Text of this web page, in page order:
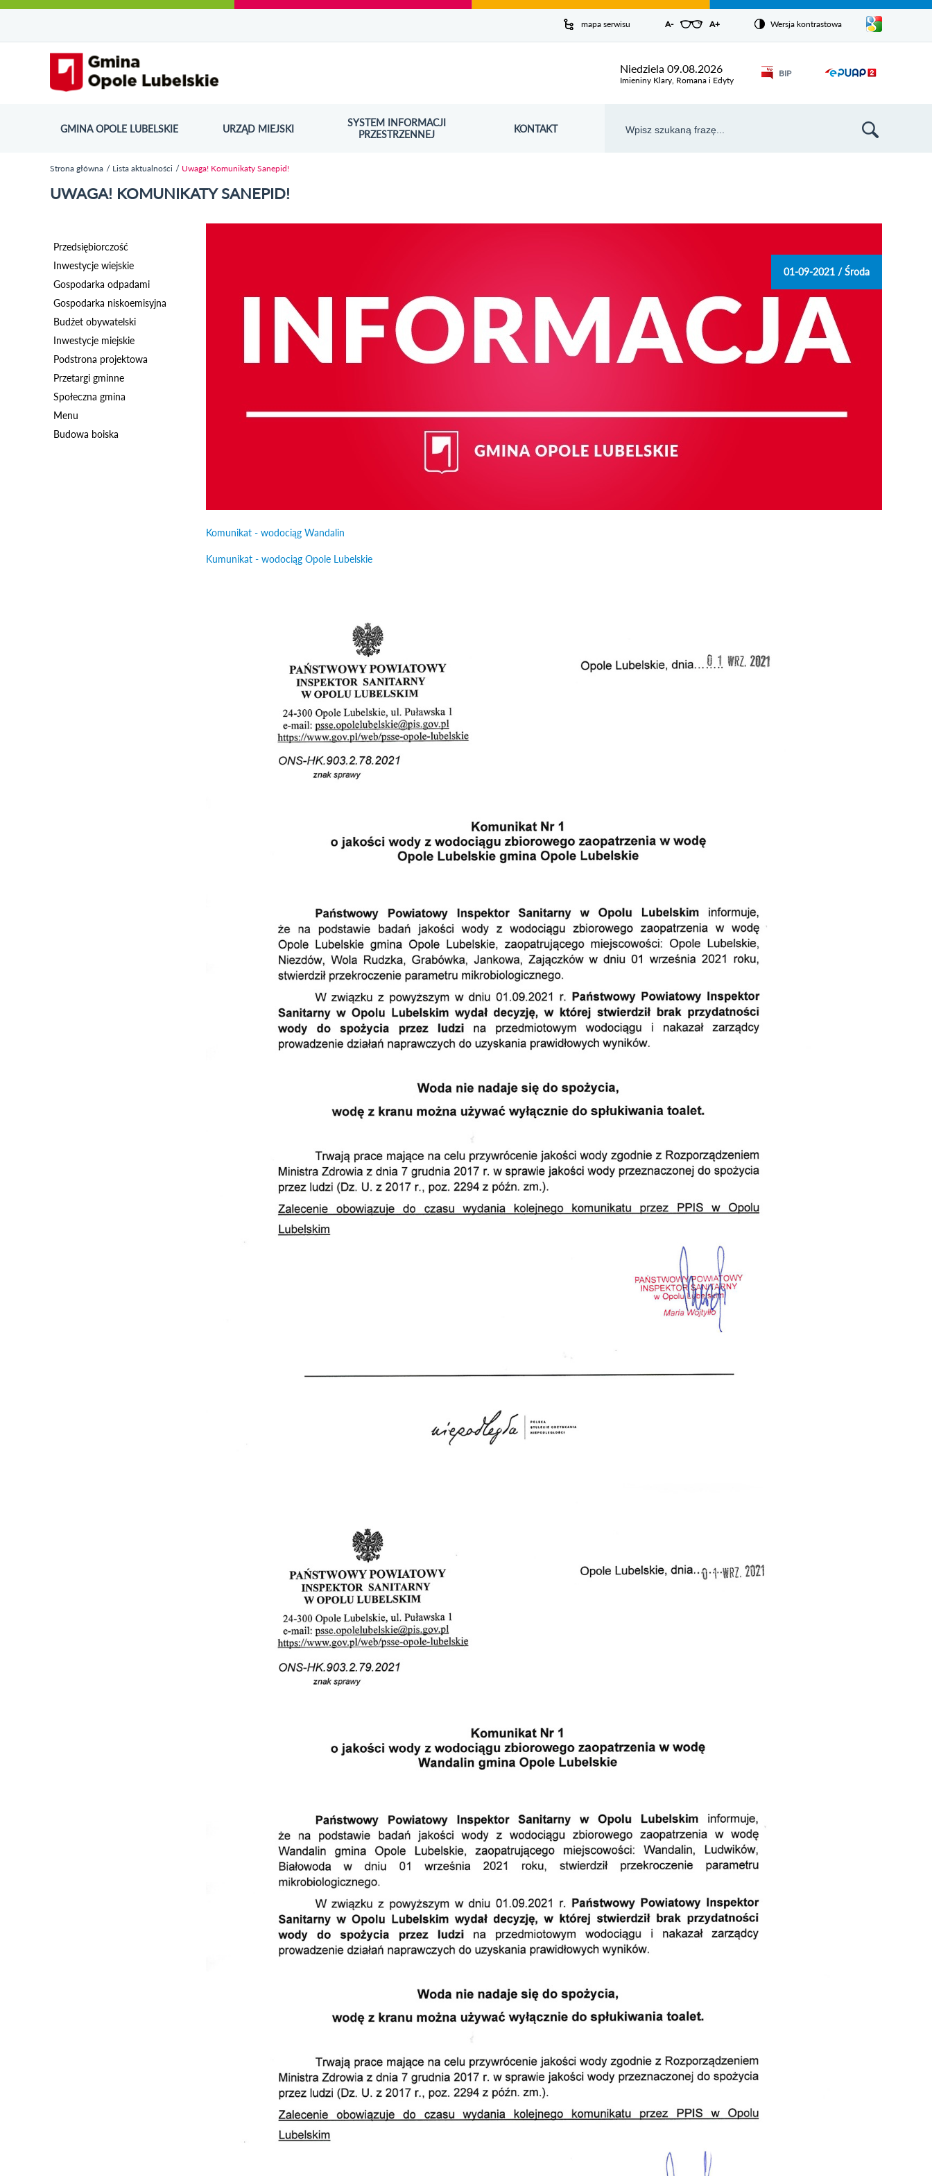
do
strony
do
menu
wyszukiwarki
ścieżki
nawigacyjnej
kategorii
aktualności
do
kalendarza
wydarzeń
do
galerii
do
stopki
mapa serwisu A-pomniejsz czcionkę
Zresetuj czcionkę
A+ powiększ czcionkęWersja kontrastowa
Pokaż/ukryj
listę
języków
Niedziela 09.08.2026
Imieniny Klary, Romana i Edyty
BIPOdnośnik
GMINA OPOLE LUBELSKIE URZĄD MIEJSKI
SYSTEM INFORMACJI
PRZESTRZENNEJ
ODNOŚNIK OTWORZY SIĘ W NOWYM OKNIE KONTAKT
Strona główna Lista aktualności Uwaga! Komunikaty Sanepid!
UWAGA! KOMUNIKATY SANEPID!
Przedsiębiorczość
Inwestycje wiejskie
Gospodarka odpadami
Gospodarka niskoemisyjna
Budżet obywatelski
Inwestycje miejskie
Podstrona projektowa
Przetargi gminne
Społeczna gmina
Menu
Budowa boiska
01-09-2021 / Środa
Komunikat - wodociąg Wandalin
Kumunikat - wodociąg Opole Lubelskie